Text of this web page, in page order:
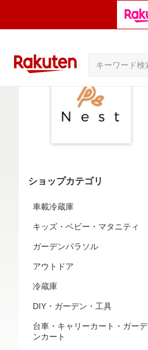
ショップカテゴリ
車載冷蔵庫
キッズ・ベビー・マタニティ
ガーデンパラソル
アウトドア
冷蔵庫
DIY・ガーデン・工具
台車・キャリーカート・ガーデ
ンカート